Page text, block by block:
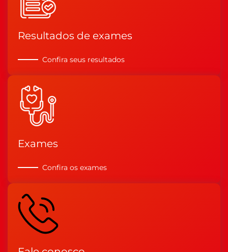
Resultados de exames
Confira seus resultados
Exames
Confira os exames